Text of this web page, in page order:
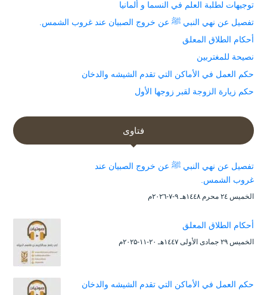
توجيهات لطلبة العلم في النسما و ألمانيا
تفصيل عن نهي النبي ﷺ عن خروج الصبيان عند غروب الشمس.
أحكام الطلاق المعلق
نصيحة للمغتربين
حكم العمل في الأماكن التي تقدم الشيشه والدخان
حكم زيارة الزوجة لقبر زوجها الأول
فتاوى
تفصيل عن نهي النبي ﷺ عن خروج الصبيان عند
غروب الشمس.
الخميس ۲٤ محرم ۱٤٤۸هـ ۹-۷-۲۰۲٦م
أحكام الطلاق المعلق
الخميس ۲۹ جمادى الأولى ۱٤٤۷هـ ۲۰-۱۱-۲۰۲۵م
حكم العمل في الأماكن التي تقدم الشيشه والدخان